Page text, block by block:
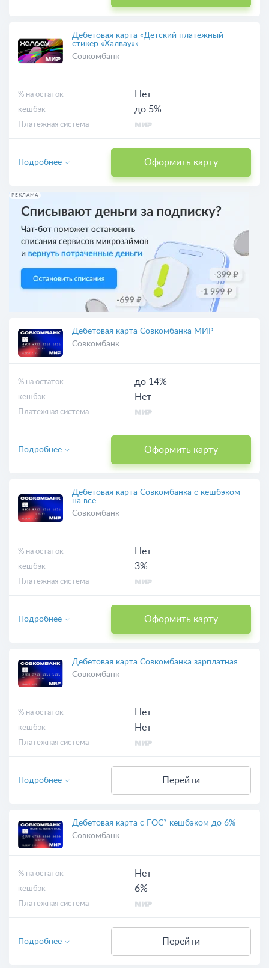
Дебетовая карта «Детский платежный
стикер «Халвау»»
Совкомбанк
% на остаток Нет
кешбэк до 5%
Платежная система
Оформить карту
Подробнее
РЕКЛАМА
Дебетовая карта Совкомбанка МИР
Совкомбанк
% на остаток до 14%
кешбэк Нет
Платежная система
Оформить карту
Подробнее
Дебетовая карта Совкомбанка с кешбэком
на всё
Совкомбанк
% на остаток Нет
кешбэк 3%
Платежная система
Оформить карту
Подробнее
Дебетовая карта Совкомбанка зарплатная
Совкомбанк
% на остаток Нет
кешбэк Нет
Платежная система
Перейти
Подробнее
Дебетовая карта с ГОС* кешбэком до 6%
Совкомбанк
% на остаток Нет
кешбэк 6%
Платежная система
Перейти
Подробнее